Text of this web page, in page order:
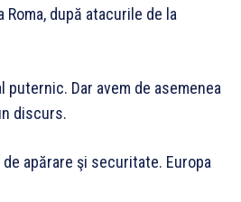
după atacurile de la
puternic. Dar avem de asemenea
discurs.
apărare şi securitate. Europa